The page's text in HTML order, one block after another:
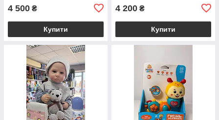
4 500 ₴
Купити
4 200 ₴
Купити